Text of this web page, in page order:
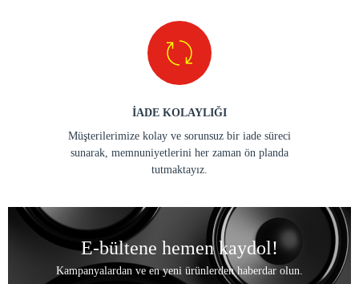
İADE KOLAYLIĞI
Müşterilerimize kolay ve sorunsuz bir iade süreci
sunarak, memnuniyetlerini her zaman ön planda
tutmaktayız.
E-bültene hemen kaydol!
Kampanyalardan ve en yeni ürünlerden haberdar olun.